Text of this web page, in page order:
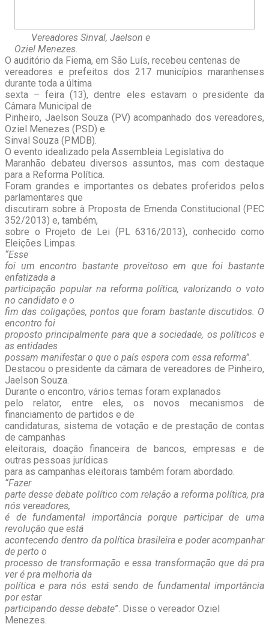
Vereadores Sinval, Jaelson e
Oziel Menezes.
O auditório da Fiema, em São Luís, recebeu centenas de
vereadores e prefeitos dos 217 municípios maranhenses
durante toda a última
sexta – feira (13), dentre eles estavam o presidente da
Câmara Municipal de
Pinheiro, Jaelson Souza (PV) acompanhado dos vereadores,
Oziel Menezes (PSD) e
Sinval Souza (PMDB).
O evento idealizado pela Assembleia Legislativa do
Maranhão debateu diversos assuntos, mas com destaque
para a Reforma Política.
Foram grandes e importantes os debates proferidos pelos
parlamentares que
discutiram sobre à Proposta de Emenda Constitucional (PEC
352/2013) e, também,
sobre o Projeto de Lei (PL 6316/2013), conhecido como
Eleições Limpas.
“Esse
foi um encontro bastante proveitoso em que foi bastante
enfatizada a
participação popular na reforma política, valorizando o voto
no candidato e o
fim das coligações, pontos que foram bastante discutidos. O
encontro foi
proposto principalmente para que a sociedade, os políticos e
as entidades
possam manifestar o que o país espera com essa reforma”.
Destacou o presidente da câmara de vereadores de Pinheiro,
Jaelson Souza.
Durante o encontro, vários temas foram explanados
pelo relator, entre eles, os novos mecanismos de
financiamento de partidos e de
candidaturas, sistema de votação e de prestação de contas
de campanhas
eleitorais, doação financeira de bancos, empresas e de
outras pessoas jurídicas
para as campanhas eleitorais também foram abordado.
“Fazer
parte desse debate político com relação a reforma política, pra
nós vereadores,
é de fundamental importância porque participar de uma
revolução que está
acontecendo dentro da política brasileira e poder acompanhar
de perto o
processo de transformação e essa transformação que dá pra
ver é pra melhoria da
política e para nós está sendo de fundamental importância
por estar
participando desse debate”. Disse o vereador Oziel
Menezes.